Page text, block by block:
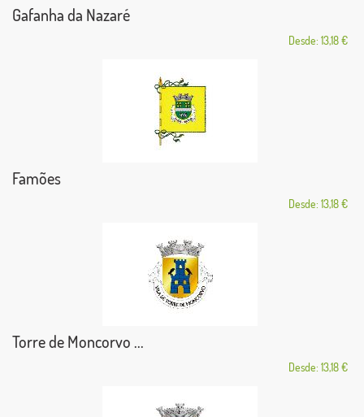
Gafanha da Nazaré
Desde: 13,18 €
Famões
Desde: 13,18 €
Torre de Moncorvo ...
Desde: 13,18 €